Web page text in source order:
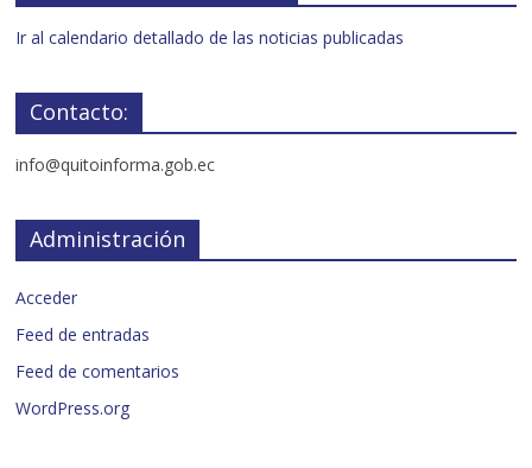
Ir al calendario detallado de las noticias publicadas
Contacto:
info@quitoinforma.gob.ec
Administración
Acceder
Feed de entradas
Feed de comentarios
WordPress.org